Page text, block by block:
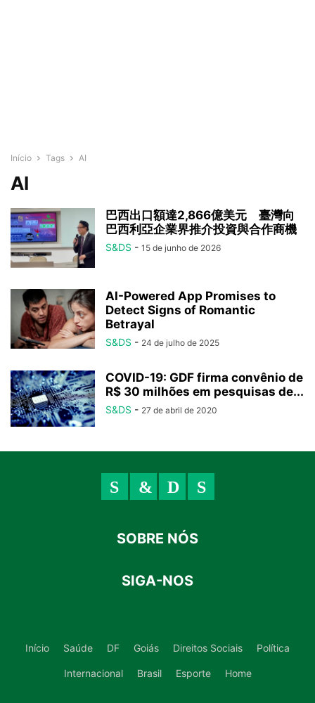
Início Tags AI
AI
巴西出口額達2,866億美元 臺灣向
巴西利亞企業界推介投資與合作商機
S&DS - 15 de junho de 2026
AI-Powered App Promises to
Detect Signs of Romantic
Betrayal
S&DS - 24 de julho de 2025
COVID-19: GDF firma convênio de
R$ 30 milhões em pesquisas de...
S&DS - 27 de abril de 2020
SOBRE NÓS
SIGA-NOS
Início Saúde DF Goiás Direitos Sociais Política
Internacional Brasil Esporte Home